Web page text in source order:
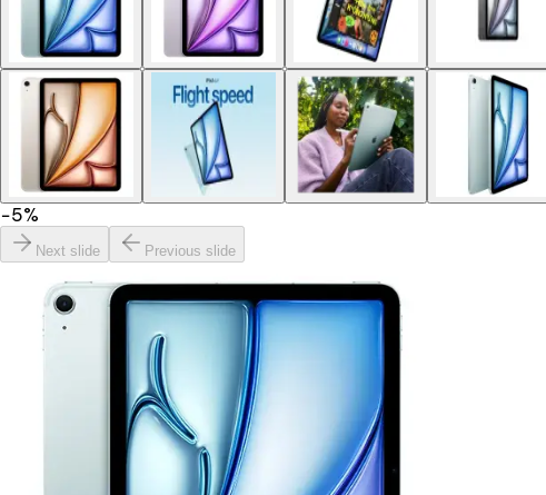
−5%
Next slide Previous slide